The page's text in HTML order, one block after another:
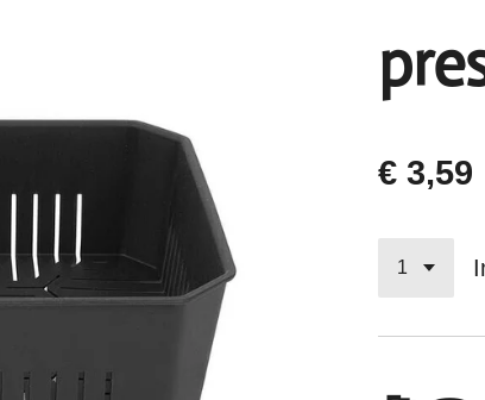
€ 3,59